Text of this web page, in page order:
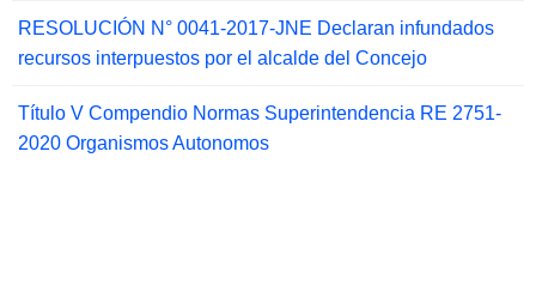
RESOLUCIÓN N° 0041-2017-JNE Declaran infundados
recursos interpuestos por el alcalde del Concejo
Título V Compendio Normas Superintendencia RE 2751-
2020 Organismos Autonomos